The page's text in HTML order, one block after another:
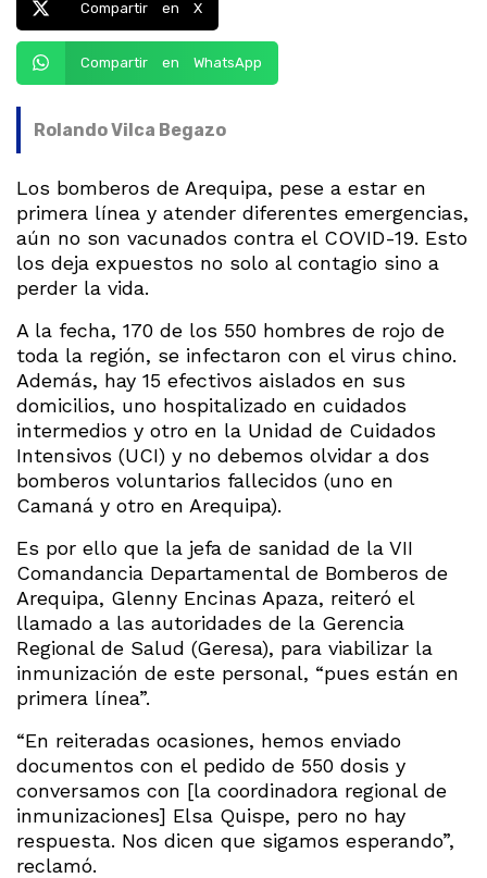
Compartir en X
Compartir en WhatsApp
Rolando Vilca Begazo
Los bomberos de Arequipa, pese a estar en
primera línea y atender diferentes emergencias,
aún no son vacunados contra el COVID-19. Esto
los deja expuestos no solo al contagio sino a
perder la vida.
A la fecha, 170 de los 550 hombres de rojo de
toda la región, se infectaron con el virus chino.
Además, hay 15 efectivos aislados en sus
domicilios, uno hospitalizado en cuidados
intermedios y otro en la Unidad de Cuidados
Intensivos (UCI) y no debemos olvidar a dos
bomberos voluntarios fallecidos (uno en
Camaná y otro en Arequipa).
Es por ello que la jefa de sanidad de la VII
Comandancia Departamental de Bomberos de
Arequipa, Glenny Encinas Apaza, reiteró el
llamado a las autoridades de la Gerencia
Regional de Salud (Geresa), para viabilizar la
inmunización de este personal, “pues están en
primera línea”.
“En reiteradas ocasiones, hemos enviado
documentos con el pedido de 550 dosis y
conversamos con [la coordinadora regional de
inmunizaciones] Elsa Quispe, pero no hay
respuesta. Nos dicen que sigamos esperando”,
reclamó.